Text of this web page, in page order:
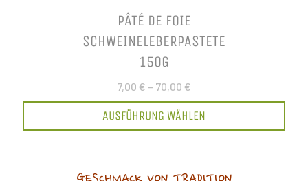
PÂTÉ DE FOIE
SCHWEINELEBERPASTETE
150G
7,00 € – 70,00 €
AUSFÜHRUNG WÄHLEN